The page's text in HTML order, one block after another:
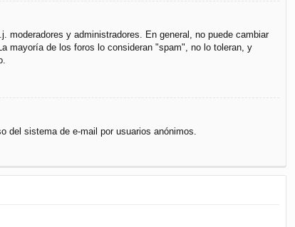
moderadores y administradores. En general, no puede cambiar
mayoría de los foros lo consideran "spam", no lo toleran, y
del sistema de e-mail por usuarios anónimos.